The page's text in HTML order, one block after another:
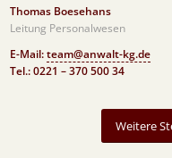
Thomas Boesehans
Leitung Personalwesen
E-Mail:team@anwalt-kg.de
Tel.: 0221 – 370 500 34
Weitere